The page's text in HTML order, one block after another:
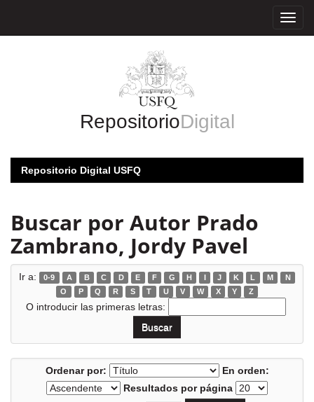
RepositorioDigital
Repositorio Digital USFQ
Buscar por Autor Prado
Zambrano, Jordy Pavel
Ir a: 0-9 A B C D E F G H I J K L M
N
O
P Q R S T U V W X Y Z
O introducir las primeras letras:
Ordenar por:
En orden:
Resultados por página